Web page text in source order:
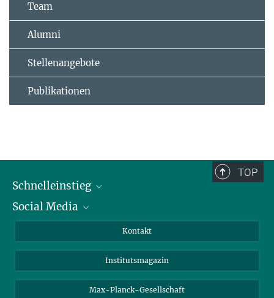
Team
Alumni
Stellenangebote
Publikationen
TOP
Schnelleinstieg
Alumni
Fördernde
Social Media
Bluesky
Facebook
Kontakt
Institutsmagazin
Max-Planck-Gesellschaft